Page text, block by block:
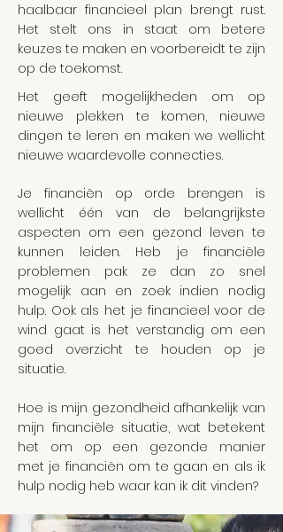
haalbaar financieel plan brengt rust.
Het stelt ons in staat om betere
keuzes te maken en voorbereidt te zijn
op de toekomst.
Het geeft mogelijkheden om op
nieuwe plekken te komen, nieuwe
dingen te leren en maken we wellicht
nieuwe waardevolle connecties.
Je financiën op orde brengen is
wellicht één van de belangrijkste
aspecten om een gezond leven te
kunnen leiden. Heb je financiële
problemen pak ze dan zo snel
mogelijk aan en zoek indien nodig
hulp. Ook als het je financieel voor de
wind gaat is het verstandig om een
goed overzicht te houden op je
situatie.
Hoe is mijn gezondheid afhankelijk van
mijn financiële situatie, wat betekent
het om op een gezonde manier
met je financiën om te gaan en als ik
hulp nodig heb waar kan ik dit vinden?